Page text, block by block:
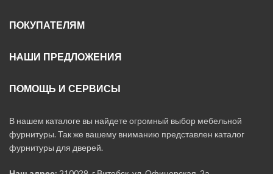
ПОКУПАТЕЛЯМ
НАШИ ПРЕДЛОЖЕНИЯ
ПОМОЩЬ И СЕРВИСЫ
В нашем каталоге вы найдете огромный выбор мебельной
фурнитуры. Так же вашему вниманию представлен каталог
фурнитуры для дверей.